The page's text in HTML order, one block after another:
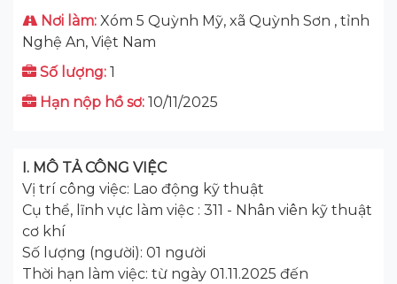
Nơi làm: Xóm 5 Quỳnh Mỹ, xã Quỳnh Sơn , tỉnh
Nghệ An, Việt Nam
Số lượng: 1
Hạn nộp hồ sơ: 10/11/2025
I. MÔ TẢ CÔNG VIỆC
Vị trí công việc: Lao động kỹ thuật
Cụ thể, lĩnh vực làm việc : 311 - Nhân viên kỹ thuật
cơ khí
Số lượng (người): 01 người
Thời hạn làm việc: từ ngày 01.11.2025 đến